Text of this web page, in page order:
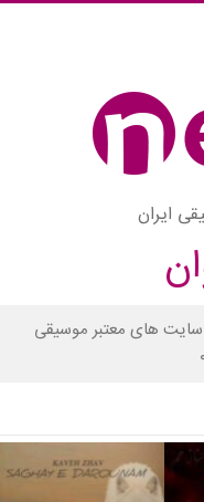
ایران
های معتبر موسیقی